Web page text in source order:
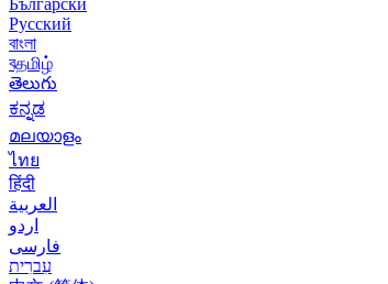
Русский
বাংলা
বதமிழ்
తెలుగు
ಕನ್ನಡ
മലയാളം
ไทย
हिंदी
العربية
اردو
فارسی
עִברִית